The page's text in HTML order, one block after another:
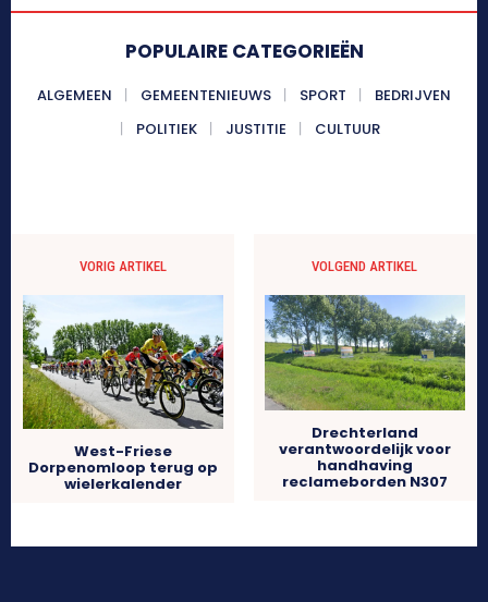
POPULAIRE CATEGORIEËN
ALGEMEEN GEMEENTENIEUWS SPORT
BEDRIJVEN
POLITIEK
JUSTITIE CULTUUR
VORIG ARTIKEL
West-Friese
Dorpenomloop terug op
wielerkalender
VOLGEND ARTIKEL
Drechterland
verantwoordelijk voor
handhaving
reclameborden N307